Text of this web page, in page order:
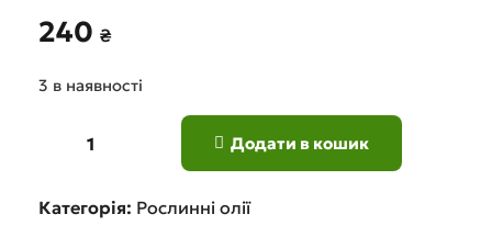
240 ₴
3 в наявності
Додати в кошик
Категорія: Рослинні олії